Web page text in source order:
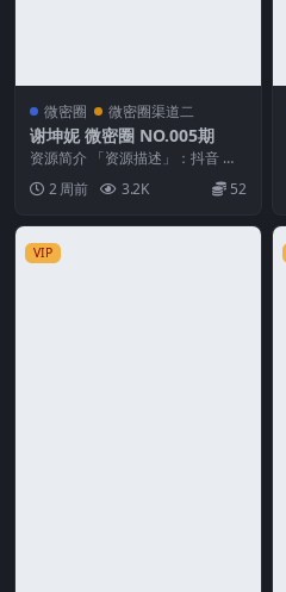
微密圈 微密圈渠道二
谢坤妮 微密圈 NO.005期
资源简介 「资源描述」：抖音 谢
坤妮 微密圈 NO.005期 【52P26
V】 ...2 周前 3.2K 52
VIP